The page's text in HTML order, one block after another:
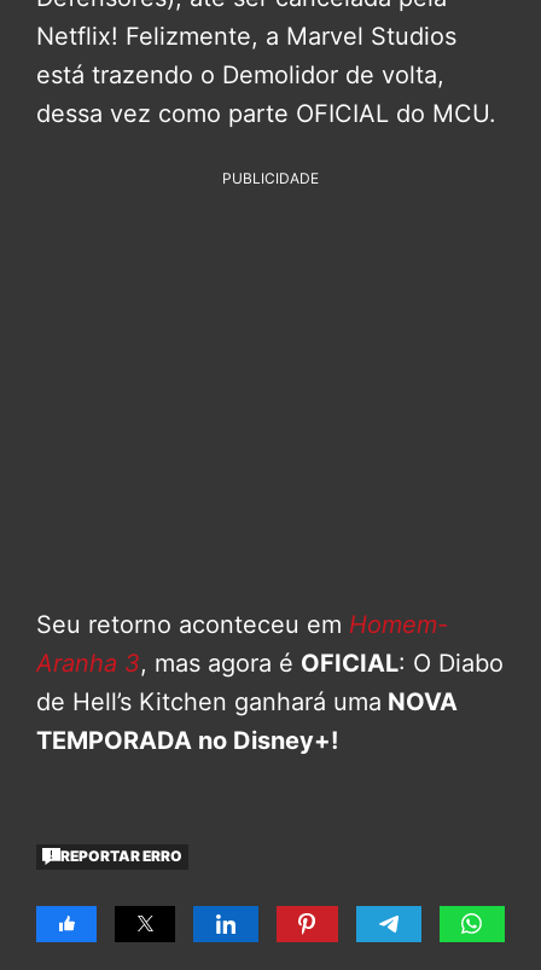
Netflix! Felizmente, a Marvel Studios
está trazendo o Demolidor de volta,
dessa vez como parte OFICIAL do MCU.
PUBLICIDADE
Seu retorno aconteceu em Homem-
Aranha 3, mas agora é OFICIAL: O Diabo
de Hell’s Kitchen ganhará uma NOVA
TEMPORADA no Disney+!
REPORTAR ERRO